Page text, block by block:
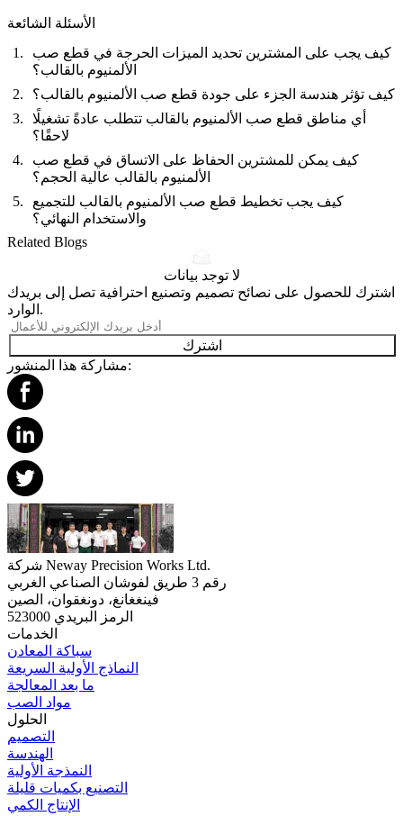
الأسئلة الشائعة
كيف يجب على المشترين تحديد الميزات الحرجة في قطع صب
الألمنيوم بالقالب؟
كيف تؤثر هندسة الجزء على جودة قطع صب الألمنيوم بالقالب؟
أي مناطق قطع صب الألمنيوم بالقالب تتطلب عادةً تشغيلًا
لاحقًا؟
كيف يمكن للمشترين الحفاظ على الاتساق في قطع صب
الألمنيوم بالقالب عالية الحجم؟
كيف يجب تخطيط قطع صب الألمنيوم بالقالب للتجميع
والاستخدام النهائي؟
Related Blogs
لا توجد بيانات
اشترك للحصول على نصائح تصميم وتصنيع احترافية تصل إلى بريدك
الوارد.
اشترك
مشاركة هذا المنشور:
شركة Neway Precision Works Ltd.
رقم 3 طريق لفوشان الصناعي الغربي
فينغغانغ، دونغقوان، الصين
الرمز البريدي 523000
الخدمات
سباكة المعادن
النماذج الأولية السريعة
ما بعد المعالجة
مواد الصب
الحلول
التصميم
الهندسة
النمذجة الأولية
التصنيع بكميات قليلة
الإنتاج الكمي